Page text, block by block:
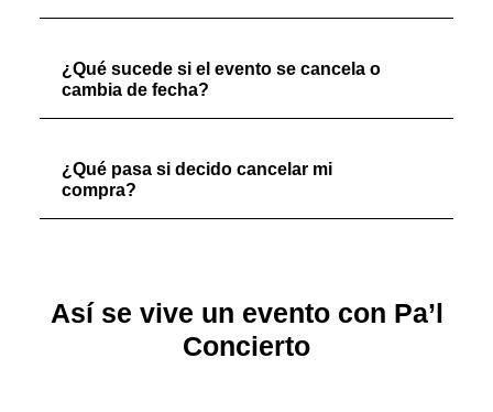
¿Qué sucede si el evento se cancela o
cambia de fecha?
¿Qué pasa si decido cancelar mi
compra?
Así se vive un evento con Pa’l
Concierto